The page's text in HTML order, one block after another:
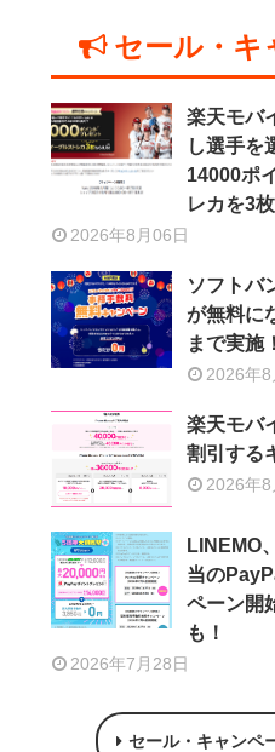
セール・キ
楽天モバ
し選手を
14000ポ
レカを3
2026年8月06日
ソフトバ
が無料に
まで実施！
2026年8
楽天モバ
割引する
2026年8
LINEMO
当の
ペーン開
も！
2026年7月28日
セール・キャンペ